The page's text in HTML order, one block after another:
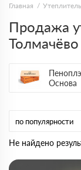
Главная
Продажа
Толмачёво
Основа
Не найдено